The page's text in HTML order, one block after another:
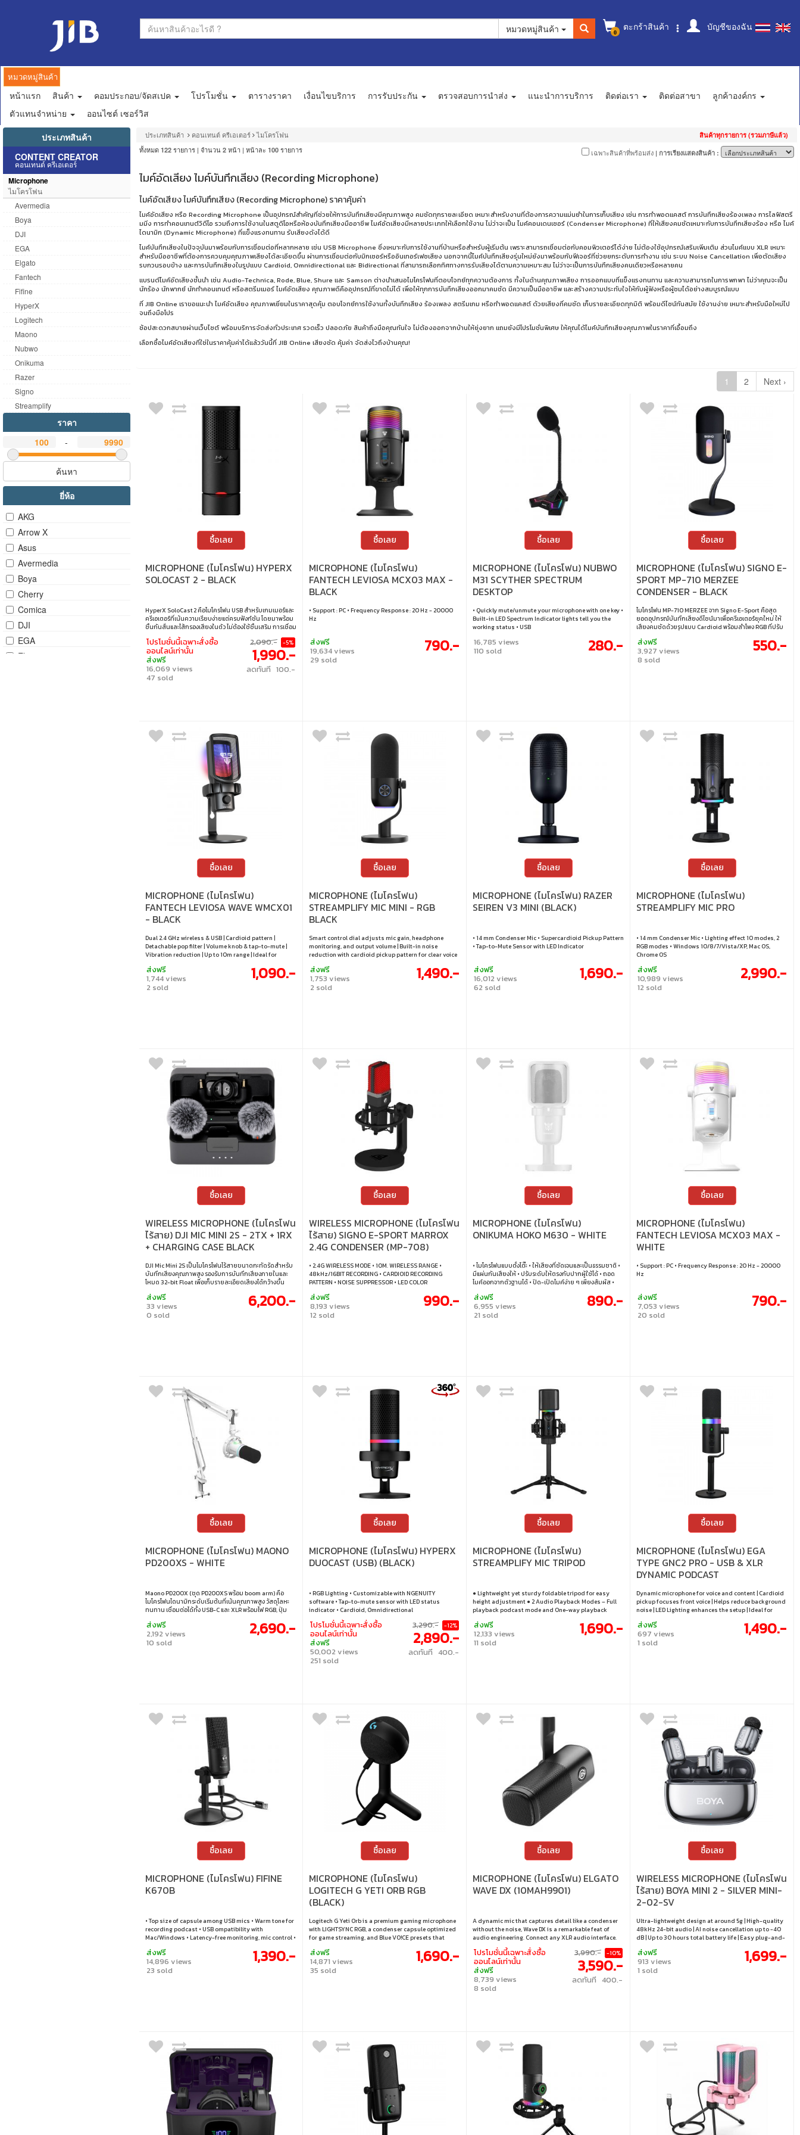
0 ตะกร้าสินค้า บัญชีของฉัน
หมวดหมู่สินค้า
หมวดหมู่สินค้า
หน้าแรก สินค้า คอมประกอบ/จัดสเปค โปรโมชั่น ตารางราคา เงื่อนไขบริการ การรับประกัน ตรวจสอบการนำส่ง แนะนำการบริการ ติดต่อเรา ติดต่อสาขา
ลูกค้าองค์กร
ตัวแทนจำหน่าย
ออนไซต์ เซอร์วิส
ประเภทสินค้า
CONTENT CREATOR
คอนเทนต์ ครีเอเตอร์
Microphone
ไมโครโฟน
Avermedia
Boya
DJI
EGA
Elgato
Fantech
Fifine
HyperX
Logitech
Maono
Nubwo
Onikuma
Razer
Signo
Streamplify
ราคา
-
ค้นหา
ยี่ห้อ
AKG
Arrow X
Asus
Avermedia
Boya
Cherry
Comica
DJI
EGA
Elgato
ประเภทสินค้า คอนเทนต์ ครีเอเตอร์ ไมโครโฟน สินค้าทุกรายการ (รวมภาษีแล้ว)
ทั้งหมด 122 รายการ | จำนวน 2 หน้า | หน้าละ 100 รายการ เฉพาะสินค้าที่พร้อมส่ง | การเรียงแสดงสินค้า :
ไมค์อัดเสียง ไมค์บันทึกเสียง (Recording Microphone)
ไมค์อัดเสียง ไมค์บันทึกเสียง (Recording Microphone) ราคาคุ้มค่า
ไมค์อัดเสียง หรือ Recording Microphone เป็นอุปกรณ์สำคัญที่ช่วยให้การบันทึกเสียงมีคุณภาพสูง คมชัดทุกรายละเอียด เหมาะสำหรับงานที่ต้องการความแม่นยำในการเก็บเสียง เช่น การทำพอดแคสต์ การบันทึกเสียงร้องเพลง การไลฟ์สตรี
มมิ่ง การทำคอนเทนต์วิดีโอ รวมถึงการใช้งานในสตูดิโอหรือห้องบันทึกเสียงมืออาชีพ ไมค์อัดเสียงมีหลายประเภทให้เลือกใช้งาน ไม่ว่าจะเป็น ไมค์คอนเดนเซอร์ (Condenser Microphone) ที่ให้เสียงคมชัดเหมาะกับการบันทึกเสียงร้อง หรือ ไมค์
ไดนามิก (Dynamic Microphone) ที่แข็งแรงทนทาน รับเสียงดังได้ดี
ไมค์บันทึกเสียงในปัจจุบันมาพร้อมกับการเชื่อมต่อที่หลากหลาย เช่น USB Microphone ซึ่งเหมาะกับการใช้งานที่บ้านหรือสำหรับผู้เริ่มต้น เพราะสามารถเชื่อมต่อกับคอมพิวเตอร์ได้ง่าย ไม่ต้องใช้อุปกรณ์เสริมเพิ่มเติม ส่วนไมค์แบบ XLR เหมาะ
สำหรับมืออาชีพที่ต้องการควบคุมคุณภาพเสียงได้ละเอียดขึ้น ผ่านการเชื่อมต่อกับมิกเซอร์หรืออินเทอร์เฟซเสียง นอกจากนี้ไมค์บันทึกเสียงรุ่นใหม่ยังมาพร้อมกับฟีเจอร์ที่ช่วยยกระดับการทำงาน เช่น ระบบ Noise Cancellation เพื่อตัดเสียง
รบกวนรอบข้าง และการบันทึกเสียงในรูปแบบ Cardioid, Omnidirectional และ Bidirectional ที่สามารถเลือกทิศทางการรับเสียงได้ตามความเหมาะสม ไม่ว่าจะเป็นการบันทึกเสียงคนเดียวหรือหลายคน
แบรนด์ไมค์อัดเสียงชั้นนำ เช่น Audio-Technica, Rode, Blue, Shure และ Samson ต่างนำเสนอไมโครโฟนที่ตอบโจทย์ทุกความต้องการ ทั้งในด้านคุณภาพเสียง การออกแบบที่แข็งแรงทนทาน และความสามารถในการพกพา ไม่ว่าคุณจะเป็น
นักร้อง นักพากย์ นักทำคอนเทนต์ หรือสตรีมเมอร์ ไมค์อัดเสียง คุณภาพดีคืออุปกรณ์ที่ขาดไม่ได้ เพื่อให้ทุกการบันทึกเสียงออกมาคมชัด มีความเป็นมืออาชีพ และสร้างความประทับใจให้กับผู้ฟังหรือผู้ชมได้อย่างสมบูรณ์แบบ
ที่ JIB Online เราขอแนะนำ ไมค์อัดเสียง คุณภาพเยี่ยมในราคาสุดคุ้ม ตอบโจทย์การใช้งานทั้งบันทึกเสียง ร้องเพลง สตรีมเกม หรือทำพอดแคสต์ ด้วยเสียงที่คมชัด เก็บรายละเอียดทุกมิติ พร้อมดีไซน์ทันสมัย ใช้งานง่าย เหมาะสำหรับมือใหม่ไป
จนถึงมือโปร
ช้อปสะดวกสบายผ่านเว็บไซต์ พร้อมบริการจัดส่งทั่วประเทศ รวดเร็ว ปลอดภัย สินค้าถึงมือคุณทันใจ ไม่ต้องออกจากบ้านให้ยุ่งยาก แถมยังมีโปรโมชั่นพิเศษ ให้คุณได้ไมค์บันทึกเสียงคุณภาพในราคาที่เอื้อมถึง
เลือกซื้อไมค์อัดเสียงที่ใช่ในราคาคุ้มค่าได้แล้ววันนี้ที่ JIB Online เสียงชัด คุ้มค่า จัดส่งไวถึงบ้านคุณ!
1 2 Next ›
ซื้อเลย
MICROPHONE (ไมโครโฟน) HYPERX
SOLOCAST 2 - BLACK
HyperX SoloCast 2 คือไมโครโฟน USB สำหรับเกมเมอร์และ
ครีเอเตอร์ที่เน้นความเรียบง่ายแต่ครบฟังก์ชัน โดยมาพร้อม
ชิ้นกันสั่นและไส้กรองเสียงในตัว ไม่ต้องใช้ชิ้นเสริม การเชื่อม
ต่อแบบ Plug & Play ผ่าน USB‑C ใช้งานสะดวก พร้อมปุ่ม
สัมผัสเล็กสำหรับปิดเสียงที่มีไฟ LED แจ้งสถานะ และปรับ
เสียงได้ผ่านซอฟต์แวร์ NGENUITY เหมาะกับคนที่ต้องการ
เสียงพูดชัดเจนและไม่ซับซ้อน
โปรโมชั่นนี้เฉพาะสั่งซื้อ
ออนไลน์เท่านั้น
ส่งฟรี
16,069 views
47 sold
2,090.- -5%
1,990.-
ลดทันที 100.-
ซื้อเลย
MICROPHONE (ไมโครโฟน)
FANTECH LEVIOSA MCX03 MAX -
BLACK
• Support : PC • Frequency Response : 20 Hz - 20000
Hz
ส่งฟรี
19,634 views
29 sold
790.-
ซื้อเลย
MICROPHONE (ไมโครโฟน) NUBWO
M31 SCYTHER SPECTRUM
DESKTOP
• Quickly mute/unmute your microphone with one key •
Built-in LED Spectrum Indicator lights tell you the
working status • USB
16,785 views
110 sold 280.-
ซื้อเลย
MICROPHONE (ไมโครโฟน) SIGNO E-
SPORT MP-710 MERZEE
CONDENSER - BLACK
ไมโครโฟน MP-710 MERZEE จาก Signo E-Sport คือสุด
ยอดอุปกรณ์บันทึกเสียงดีไซน์มาเพื่อครีเอเตอร์ยุคใหม่ ให้
เสียงคมชัดด้วยรูปแบบ Cardioid พร้อมลำโพง RGB ที่ปรับ
ค่า ใช้งานง่ายทันทีที่เสียบ พร้อมสายเคเบิลยางยาว 1.5 ม. ที่
ทนทานและสะดวกในการจัดวาง
ส่งฟรี
3,927 views
8 sold
550.-
ซื้อเลย
MICROPHONE (ไมโครโฟน)
FANTECH LEVIOSA WAVE WMCX01
- BLACK
Dual 2.4 GHz wireless & USB | Cardioid pattern |
Detachable pop filter | Volume knob & tap-to-mute |
Vibration reduction | Up to 10m range | Ideal for
ส่งฟรี
1,744 views
2 sold
1,090.-
ซื้อเลย
MICROPHONE (ไมโครโฟน)
STREAMPLIFY MIC MINI - RGB
BLACK
Smart control dial adjusts mic gain, headphone
monitoring, and output volume | Built-in noise
reduction with cardioid pickup pattern for clear voice
control | High audio quality with >85dB SNR, <-36dB ±
ส่งฟรี
1,753 views
2 sold
1,490.-
ซื้อเลย
MICROPHONE (ไมโครโฟน) RAZER
SEIREN V3 MINI (BLACK)
• 14 mm Condenser Mic • Supercardioid Pickup Pattern
• Tap-to-Mute Sensor with LED Indicator
ส่งฟรี
16,012 views
62 sold
1,690.-
ซื้อเลย
MICROPHONE (ไมโครโฟน)
STREAMPLIFY MIC PRO
• 14 mm Condenser Mic • Lighting effect 10 modes, 2
RGB modes • Windows 10/8/7/Vista/XP, Mac OS,
Chrome OS
ส่งฟรี
10,989 views
12 sold
2,990.-
ซื้อเลย
WIRELESS MICROPHONE (ไมโครโฟน
ไร้สาย) DJI MIC MINI 2S - 2TX + 1RX
+ CHARGING CASE BLACK
DJI Mic Mini 2S เป็นไมโครโฟนไร้สายขนาดกะทัดรัดสำหรับ
บันทึกเสียงคุณภาพสูง รองรับการบันทึกเสียงภายในและ
โหมด 32-bit Float เพื่อเก็บรายละเอียดเสียงได้กว้างขึ้น
ต่อข้ามรุ่น และการใช้งานร่วมกับอุปกรณ์หลากหลาย เหมาะ
สำหรับงานวิดีโอ สัมภาษณ์ และการสร้างคอนเทนต์ • บันทึก
เสียงภายในได้นานสูงสุด 28 ชั่วโมง • รองรับการบันทึกเสียง
ส่งฟรี
33 views
0 sold
6,200.-
ซื้อเลย
WIRELESS MICROPHONE (ไมโครโฟน
ไร้สาย) SIGNO E-SPORT MARROX
2.4G CONDENSER (MP-708)
• 2.4G WIRELESS MODE • 10M. WIRELESS RANGE •
48kHz/16BIT RECORDING • CARDIOID RECORDING
PATTERN • NOISE SUPPRESSOR • LED COLOR
USB-A TO USB-C • CORD LENGTH 1.5 M. • PLUG & PLAY •
COMPATIBLE WITH PC / LAPTOP / MAC / MOBILE / TABLET
ส่งฟรี
8,193 views
12 sold
990.-
ซื้อเลย
MICROPHONE (ไมโครโฟน)
ONIKUMA HOKO M630 - WHITE
• ไมโครโฟนแบบตั้งโต๊ะ • ให้เสียงที่ชัดเจนและเป็นธรรมชาติ •
มีแผ่นกันเสียงให้ • ปรับระดับให้ตรงกับปากผู้ใช้ได้ • ถอด
ไมค์ออกจากตัวฐานได้ • ปิด-เปิดไมค์ง่าย ๆ เพียงสัมผัส •
ส่งฟรี
6,955 views
21 sold
890.-
ซื้อเลย
MICROPHONE (ไมโครโฟน)
FANTECH LEVIOSA MCX03 MAX -
WHITE
• Support : PC • Frequency Response : 20 Hz - 20000
Hz
ส่งฟรี
7,053 views
20 sold
790.-
ซื้อเลย
MICROPHONE (ไมโครโฟน) MAONO
PD200XS - WHITE
Maono PD200X (ชุด PD200XS พร้อม boom arm) คือ
ไมโครโฟนไดนามิกระดับเริ่มต้นที่เน้นคุณภาพสูง วัสดุโลหะ
ทนทาน เชื่อมต่อได้ทั้ง USB-C และ XLR พร้อมไฟ RGB, ปุ่ม
สตรีมเมอร์ พอดแคสเตอร์ และนักเรียนออนไลน์ที่ต้องการ
เสียงชัด ใช้ง่าย ไม่ซับซ้อน
ส่งฟรี
2,192 views
10 sold
2,690.-
ซื้อเลย
MICROPHONE (ไมโครโฟน) HYPERX
DUOCAST (USB) (BLACK)
• RGB Lighting • Customizable with NGENUITY
software • Tap-to-mute sensor with LED status
indicator • Cardioid, Omnidirectional
โปรโมชั่นนี้เฉพาะสั่งซื้อ
ออนไลน์เท่านั้น
ส่งฟรี
50,002 views
251 sold
3,290.- -12%
2,890.-
ลดทันที 400.-
ซื้อเลย
MICROPHONE (ไมโครโฟน)
STREAMPLIFY MIC TRIPOD
● Lightweight yet sturdy foldable tripod for easy
height adjustment ● 2 Audio Playback Modes – Full
playback podcast mode and One-way playback
rapidly cut off the voice recording ● Cycle between
preset RGB and LED lighting modes ● Up to
48kHz/16bit sample rate for crystal clear recordings
ส่งฟรี
12,133 views
11 sold
1,690.-
ซื้อเลย
MICROPHONE (ไมโครโฟน) EGA
TYPE GNC2 PRO - USB & XLR
DYNAMIC PODCAST
Dynamic microphone for voice and content | Cardioid
pickup focuses front voice | Helps reduce background
noise | LED Lighting enhances the setup | Ideal for
ส่งฟรี
697 views
1 sold
1,490.-
ซื้อเลย
MICROPHONE (ไมโครโฟน) FIFINE
K670B
• Top size of capsule among USB mics • Warm tone for
recording podcast • USB ompatibility with
Mac/Windows • Latency-free monitoring, mic control •
tone design • View more details below
ส่งฟรี
14,896 views
23 sold
1,390.-
ซื้อเลย
MICROPHONE (ไมโครโฟน)
LOGITECH G YETI ORB RGB
(BLACK)
Logitech G Yeti Orb is a premium gaming microphone
with LIGHTSYNC RGB, a condenser capsule optimized
for game streaming, and Blue VO!CE presets that
of use over a simple USB connection.
ส่งฟรี
14,871 views
35 sold
1,690.-
ซื้อเลย
MICROPHONE (ไมโครโฟน) ELGATO
WAVE DX (10MAH9901)
A dynamic mic that captures detail like a condenser
without the noise, Wave DX is a remarkable feat of
audio engineering. Connect any XLR audio interface.
No booster necessary.
โปรโมชั่นนี้เฉพาะสั่งซื้อ
ออนไลน์เท่านั้น
ส่งฟรี
8,739 views
8 sold
3,990.- -10%
3,590.-
ลดทันที 400.-
ซื้อเลย
WIRELESS MICROPHONE (ไมโครโฟน
ไร้สาย) BOYA MINI 2 - SILVER MINI-
2-02-SV
Ultra-lightweight design at around 5g | High-quality
48kHz 24-bit audio | AI noise cancellation up to -40
dB | Up to 30 hours total battery life | Easy plug-and-
ส่งฟรี
913 views
1 sold
1,699.-